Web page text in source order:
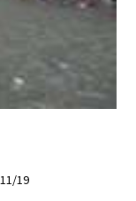
19